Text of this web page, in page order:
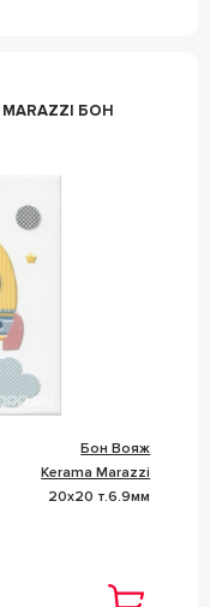
БОН
Бон Вояж
Kerama Marazzi
20x20 т.6.9мм